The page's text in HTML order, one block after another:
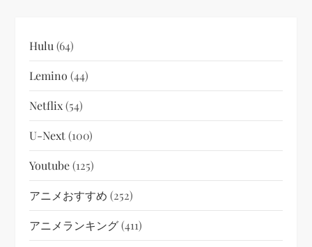
Hulu (64)
Lemino (44)
Netflix(54)
U-Next(100)
Youtube(125)
アニメおすすめ (252)
アニメランキング(411)